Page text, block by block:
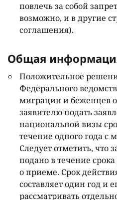
повлечь за собой
возможно, и в другие
соглашения).
Общая
Положительное
Федерального
миграции и беженцев
заявителю подать
национальной визы
течение одного года с
Следует отметить, что
подано в течение
о приеме. Срок
составляет один год и
рассматривать